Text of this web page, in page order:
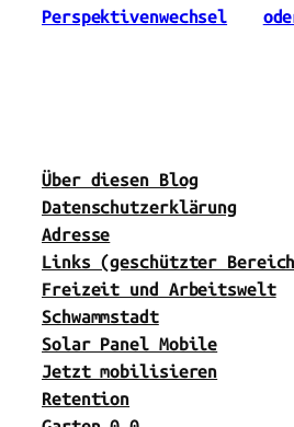
Perspektivenwechsel
Über diesen Blog
Datenschutzerklärung
Adresse
Links (geschützter
Freizeit und Arbeitswelt
Schwammstadt
Solar Panel Mobile
Jetzt mobilisieren
Retention